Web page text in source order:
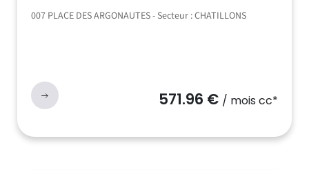
007 PLACE DES ARGONAUTES - Secteur : CHATILLONS
571.96 € / mois cc*